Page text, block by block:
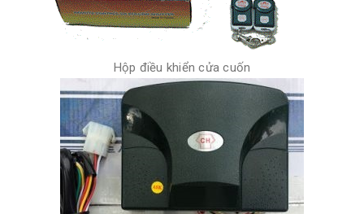
Hộp điều khiển cửa cuốn